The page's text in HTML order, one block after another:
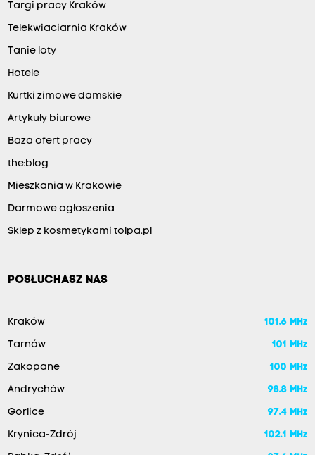
Targi pracy Kraków
Telekwiaciarnia Kraków
Tanie loty
Hotele
Kurtki zimowe damskie
Artykuły biurowe
Baza ofert pracy
the:blog
Mieszkania w Krakowie
Darmowe ogłoszenia
Sklep z kosmetykami tolpa.pl
POSŁUCHASZ NAS
Kraków 101.6 MHz
Tarnów 101 MHz
Zakopane 100 MHz
Andrychów 98.8 MHz
Gorlice 97.4 MHz
Krynica-Zdrój 102.1 MHz